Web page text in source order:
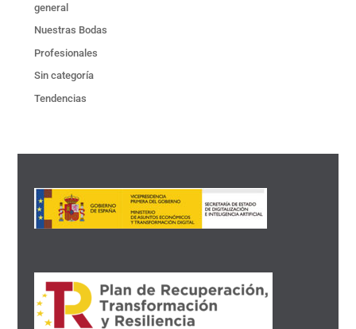
general
Nuestras Bodas
Profesionales
Sin categoría
Tendencias